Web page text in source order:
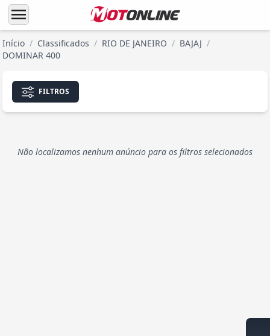
menu
Início / Classificados / RIO DE JANEIRO / BAJAJ /
DOMINAR 400
FILTROS
Não localizamos nenhum anúncio para os filtros selecionados